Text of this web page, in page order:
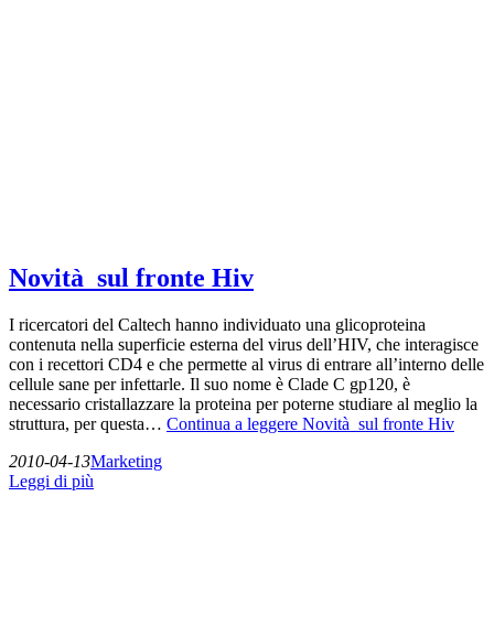
Novità sul fronte Hiv
I ricercatori del Caltech hanno individuato una glicoproteina
contenuta nella superficie esterna del virus dell’HIV, che interagisce
con i recettori CD4 e che permette al virus di entrare all’interno delle
cellule sane per infettarle. Il suo nome è Clade C gp120, è
necessario cristallazzare la proteina per poterne studiare al meglio la
struttura, per questa… Continua a leggere Novità sul fronte Hiv
2010-04-13Marketing
Leggi di più